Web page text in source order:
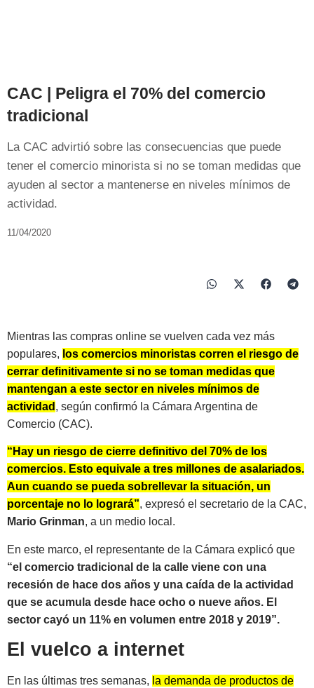
CAC | Peligra el 70% del comercio
tradicional
La CAC advirtió sobre las consecuencias que puede
tener el comercio minorista si no se toman medidas que
ayuden al sector a mantenerse en niveles mínimos de
actividad.
11/04/2020
Mientras las compras online se vuelven cada vez más
populares, los comercios minoristas corren el riesgo de
cerrar definitivamente si no se toman medidas que
mantengan a este sector en niveles mínimos de
actividad , según confirmó la Cámara Argentina de
Comercio (CAC).
“Hay un riesgo de cierre definitivo del 70% de los
comercios. Esto equivale a tres millones de asalariados.
Aun cuando se pueda sobrellevar la situación, un
porcentaje no lo logrará”, expresó el secretario de la CAC,
Mario Grinman, a un medio local.
En este marco, el representante de la Cámara explicó que
“el comercio tradicional de la calle viene con una
recesión de hace dos años y una caída de la actividad
que se acumula desde hace ocho o nueve años. El
sector cayó un 11% en volumen entre 2018 y 2019”.
El vuelco a internet
En las últimas tres semanas, la demanda de productos de